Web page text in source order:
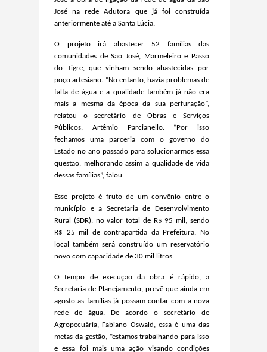
José na rede Adutora que já foi construída
anteriormente até a Santa Lúcia.
O projeto irá abastecer 52 famílias das
comunidades deSão José, Marmeleiro e Passo
do Tigre, que vinham sendo abastecidas por
poço artesiano. “No entanto, havia problemas de
falta de água e a qualidade também já nãoera
mais a mesma da época da sua perfuração”,
relatou o secretário de Obras e Serviços
Públicos, Artêmio Parcianello. “Por isso
fechamos uma parceria com o governo do
Estado no ano passado para solucionarmos essa
questão, melhorando assim a qualidade de vida
dessas famílias”, falou.
Esse projeto é fruto de um convênio entre o
município e a Secretaria de Desenvolvimento
Rural (SDR), no valor total de R$ 95 mil, sendo
R$ 25 mil de contrapartida da Prefeitura. No
local também será construído um reservatório
novo com capacidade de 30 mil litros.
O tempo de execução da obra é rápido, a
Secretaria de Planejamento, prevê que ainda em
agosto as famílias já possam contar com a nova
rede de água. De acordo o secretário de
Agropecuária, Fabiano Oswald, essa é uma das
metas da gestão, “estamos trabalhando para isso
e essa foi mais uma ação visando condições